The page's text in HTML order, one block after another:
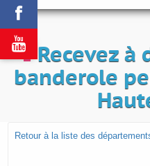


Recevez à
banderole
Retour à la liste des